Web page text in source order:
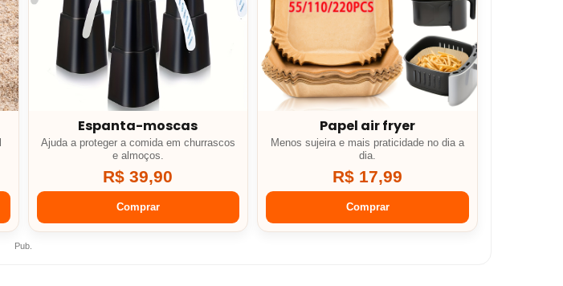
Espanta-moscas
Ajuda a proteger a comida em churrascos
e almoços.
R$ 39,90
Comprar
Papel air fryer
Menos sujeira e mais praticidade no dia a
dia.
R$ 17,99
Comprar
Pub.